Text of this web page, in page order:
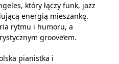
który łączy funk, jazz
energią mieszankę.
rytmu i humoru, a
groove’em.
pianistka i